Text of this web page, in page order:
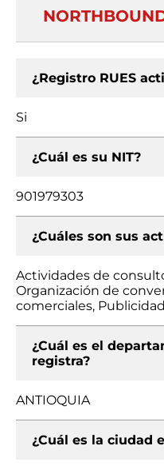
¿Registro RUES
Si
¿Cuál es su NIT?
901979303
¿Cuáles son sus
Actividades de
Organización de
comerciales, Publicidad
¿Cuál es el
registra?
ANTIOQUIA
¿Cuál es la ciudad